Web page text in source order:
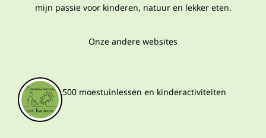
mijn passie voor kinderen, natuur en lekker eten.
Onze andere websites
500 moestuinlessen en kinderactiviteiten